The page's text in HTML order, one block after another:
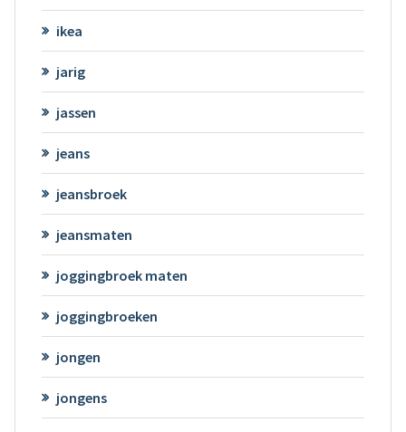
ikea
jarig
jassen
jeans
jeansbroek
jeansmaten
joggingbroek maten
joggingbroeken
jongen
jongens